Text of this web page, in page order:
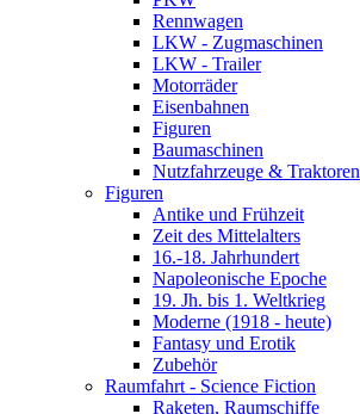
Rennwagen
LKW - Zugmaschinen
LKW - Trailer
Motorräder
Eisenbahnen
Figuren
Baumaschinen
Nutzfahrzeuge & Traktoren
Figuren
Antike und Frühzeit
Zeit des Mittelalters
16.-18. Jahrhundert
Napoleonische Epoche
19. Jh. bis 1. Weltkrieg
Moderne (1918 - heute)
Fantasy und Erotik
Zubehör
Raumfahrt - Science Fiction
Raketen, Raumschiffe